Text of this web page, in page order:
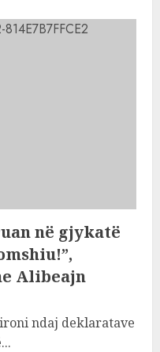
në gjykatë
Alibeajn
ndaj deklaratave